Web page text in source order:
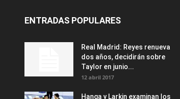
ENTRADAS POPULARES
Real Madrid: Reyes renueva
dos años, decidirán sobre
Taylor en junio...
12 abril 2017
Hanga y Larkin examinan los